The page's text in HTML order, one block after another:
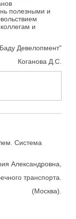
полезными и
и
Девелопмент"
Коганова Д.С.
Система
Александровна,
транспорта.
(Москва).